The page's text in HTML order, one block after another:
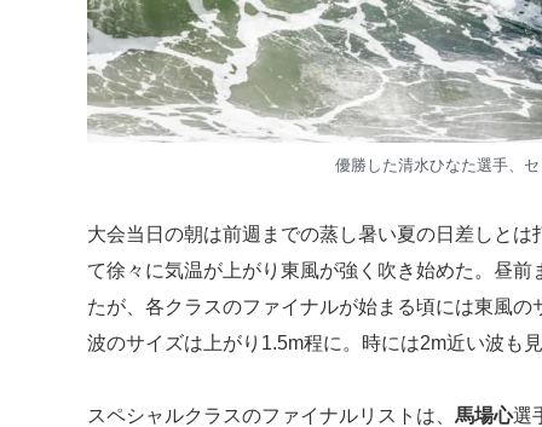
優勝した清水ひなた選手、
大会当日の朝は前週までの蒸し暑い夏の日差しと
て徐々に気温が上がり東風が強く吹き始めた。昼
たが、各クラスのファイナルが始まる頃には東風
波のサイズは上がり1.5m程に。時には2m近い波も
スペシャルクラスのファイナルリストは、 馬場心選